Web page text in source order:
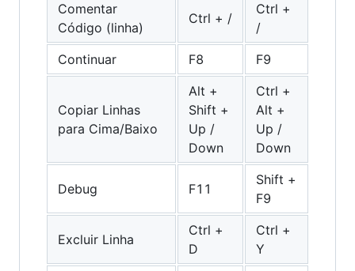
Comentar
Código (linha)
Ctrl + /
Ctrl +
/
Continuar
F8 F9
Copiar Linhas
para Cima/Baixo
Alt +
Shift +
Up /
Down
Ctrl +
Alt +
Up /
Down
Debug F11
Shift +
F9
Excluir Linha
Ctrl +
D
Ctrl +
Y